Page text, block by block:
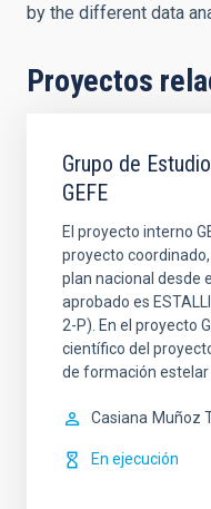
by the different data
Proyectos
Grupo de
GEFE
El proyecto interno
proyecto coordinado,
plan nacional desde
aprobado es
2-P). En el proyecto
científico del
de formación
Casiana Muñoz
En ejecución